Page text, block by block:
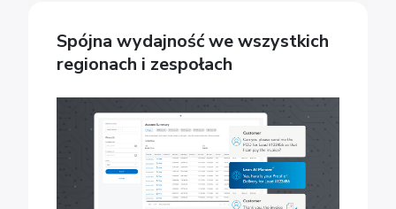
Spójna wydajność we wszystkich
regionach i zespołach